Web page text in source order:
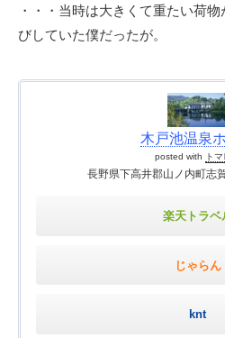
・・・当時は大きくて重たい荷
びしていた僕だったが。
木戸池温泉
posted with ト
長野県下高井郡山ノ内町志
楽天トラベ
じゃらん
knt